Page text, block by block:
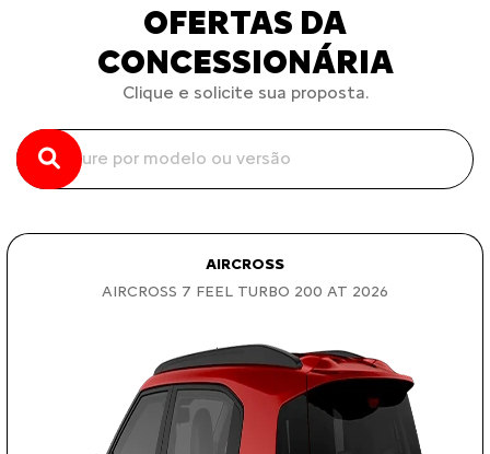
OFERTAS DA
CONCESSIONÁRIA
Clique e solicite sua proposta.
AIRCROSS
AIRCROSS 7 FEEL TURBO 200 AT 2026